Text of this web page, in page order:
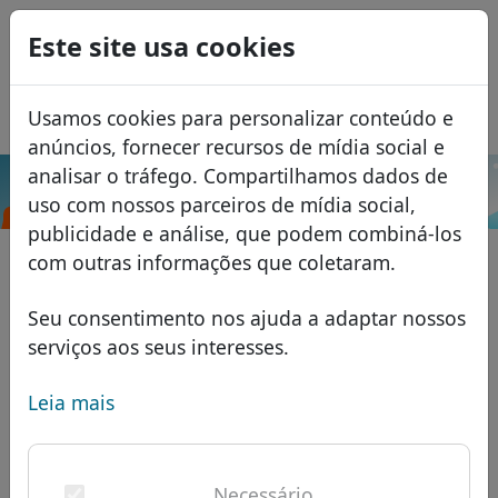
Este site usa cookies
Usamos cookies para personalizar conteúdo e
anúncios, fornecer recursos de mídia social e
analisar o tráfego. Compartilhamos dados de
uso com nossos parceiros de mídia social,
publicidade e análise, que podem combiná-los
com outras informações que coletaram.
Seu consentimento nos ajuda a adaptar nossos
serviços aos seus interesses.
Leia mais
Domínios
Banco de dados de domínios
domínios africanos
domínios asiáticos
domínios europeus
Lista de preços
Descontos
Transferir
Pesquisar
Serviços
FAQ
USD
EUR
GBP
Español
Français
Italiano
Română
Eesti
.mp Pesquisar